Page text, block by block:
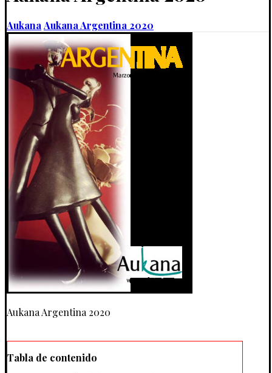
Aukana Aukana Argentina 2020
Aukana Argentina 2020
Tabla de contenido